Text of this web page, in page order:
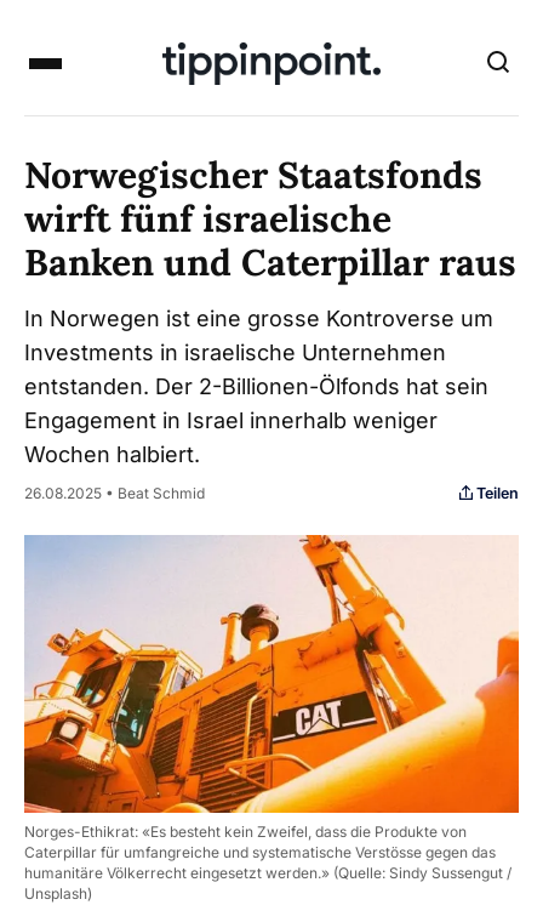
Norwegischer Staatsfonds
wirft fünf israelische
Banken und Caterpillar raus
In Norwegen ist eine grosse Kontroverse um
Investments in israelische Unternehmen
entstanden. Der 2-Billionen-Ölfonds hat sein
Engagement in Israel innerhalb weniger
Wochen halbiert.
26.08.2025 • Beat Schmid Teilen
Norges-Ethikrat: «Es besteht kein Zweifel, dass die Produkte von
Caterpillar für umfangreiche und systematische Verstösse gegen das
humanitäre Völkerrecht eingesetzt werden.» (Quelle: Sindy Sussengut /
Unsplash)